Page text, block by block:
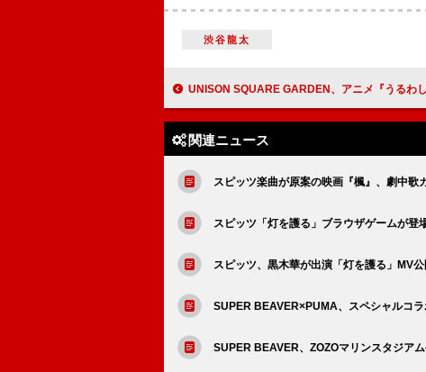
渋谷龍太
UNISON SQUARE GARDEN、アニメ『うるわしの宵の月』OP＆ED主題歌
関連ニュース
スピッツ楽曲が原案の映画『楓』、劇中歌
スピッツ「灯を護る」ブラウザゲームが
スピッツ、黒木華が出演「灯を護る」MV公
SUPER BEAVER×PUMA、スペシャルコ
SUPER BEAVER、ZOZOマリンスタジア